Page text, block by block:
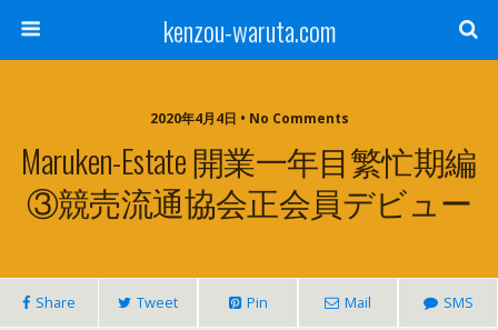
kenzou-waruta.com
2020年4月4日 • No Comments
Maruken-Estate 開業一年目繁忙期編
③競売流通協会正会員デビュー
Share Tweet Pin Mail SMS